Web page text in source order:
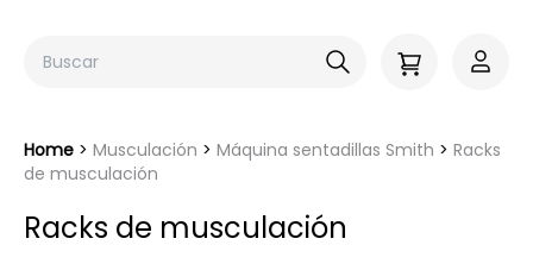
Home Musculación Máquina sentadillas Smith
Racks
de musculación
Racks de musculación